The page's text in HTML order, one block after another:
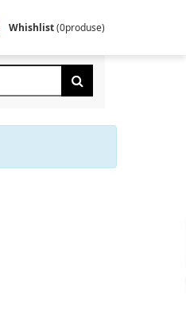
Whishlist(0produse)